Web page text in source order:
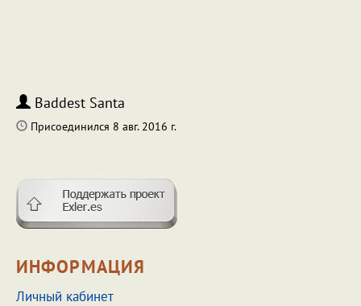
Baddest Santa
Присоединился 8 авг. 2016 г.
ИНФОРМАЦИЯ
Личный кабинет